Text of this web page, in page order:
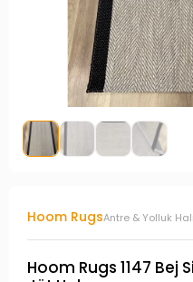
Hoom RugsAntre & Yolluk Halı
Hoom Rugs 1147 Bej